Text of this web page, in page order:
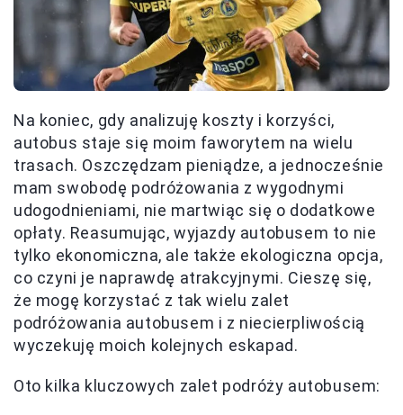
Na koniec, gdy analizuję koszty i korzyści,
autobus staje się moim faworytem na wielu
trasach. Oszczędzam pieniądze, a jednocześnie
mam swobodę podróżowania z wygodnymi
udogodnieniami, nie martwiąc się o dodatkowe
opłaty. Reasumując, wyjazdy autobusem to nie
tylko ekonomiczna, ale także ekologiczna opcja,
co czyni je naprawdę atrakcyjnymi. Cieszę się,
że mogę korzystać z tak wielu zalet
podróżowania autobusem i z niecierpliwością
wyczekuję moich kolejnych eskapad.
Oto kilka kluczowych zalet podróży autobusem: